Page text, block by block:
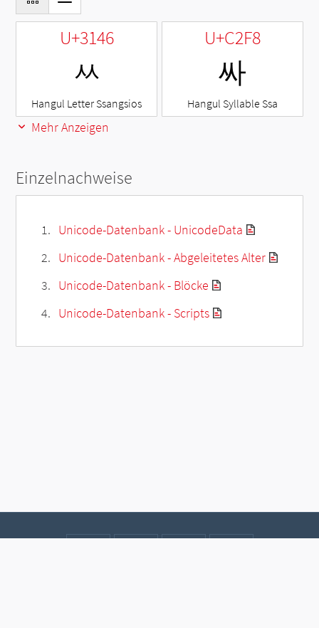
U+3146
ㅆ
Hangul Letter Ssangsios
U+C2F8
싸
Hangul Syllable Ssa
Mehr Anzeigen
Einzelnachweise
Unicode-Datenbank - UnicodeData
Unicode-Datenbank - Abgeleitetes Alter
Unicode-Datenbank - Blöcke
Unicode-Datenbank - Scripts